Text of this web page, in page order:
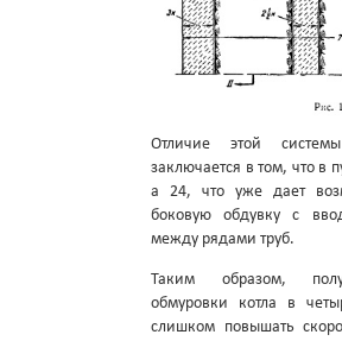
Отличие этой
заключается в том, что в
а 24, что уже дает
боковую обдувку с
между рядами труб.
Таким образом,
обмуровки котла в
слишком повышать